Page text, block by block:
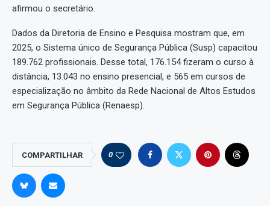
afirmou o secretário.
Dados da Diretoria de Ensino e Pesquisa mostram que, em
2025, o Sistema único de Segurança Pública (Susp) capacitou
189.762 profissionais. Desse total, 176.154 fizeram o curso à
distância, 13.043 no ensino presencial, e 565 em cursos de
especialização no âmbito da Rede Nacional de Altos Estudos
em Segurança Pública (Renaesp).
COMPARTILHAR 0